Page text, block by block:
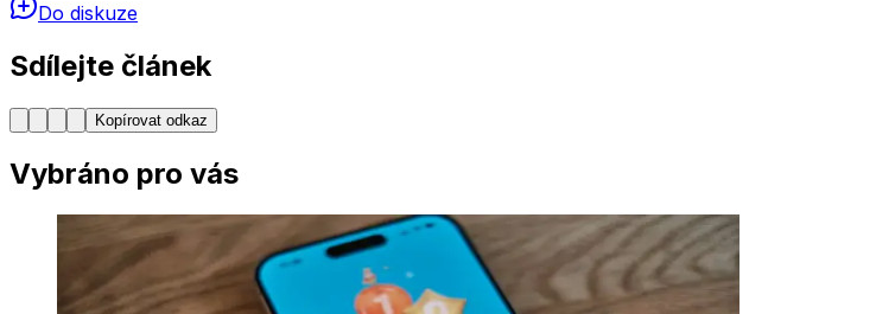
Do diskuze
Sdílejte článek
Kopírovat odkaz
Vybráno pro vás